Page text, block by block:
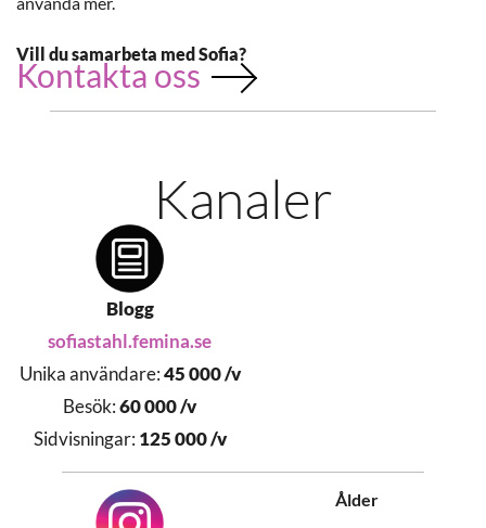
Vill du samarbeta med Sofia?
Kontakta oss
Kanaler
Blogg
sofiastahl.femina.se
Unika användare:45 000 /v
Besök:60 000 /v
Sidvisningar: 125 000 /v
Ålder